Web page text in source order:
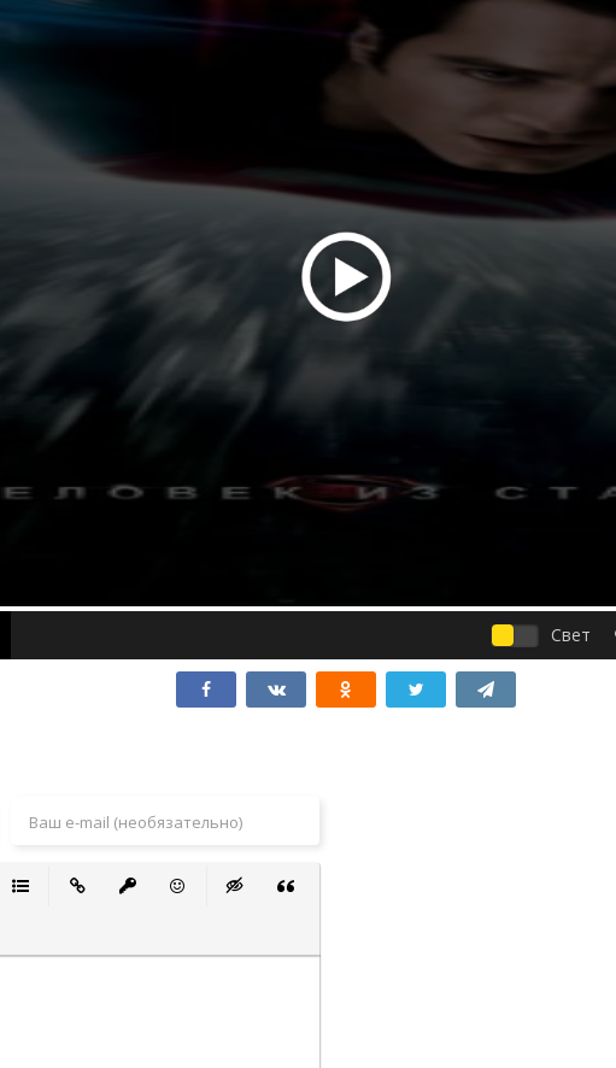
(2023) сериал
Переводчик (2023)
Человек из стали (2013) смотреть онлайн в хорошем
качестве можно в интернете, современные технологии позволяют
кино премьерами полностью с отличным звуком.
Свет